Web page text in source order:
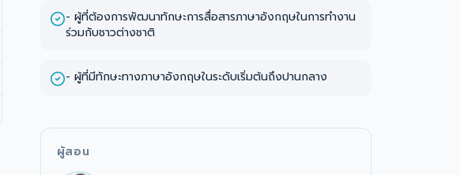
- ผู้ที่ต้องการพัฒนาทักษะการสื่อสารภาษาอังกฤษในการทำงาน
ร่วมกับชาวต่างชาติ
- ผู้ที่มีทักษะทางภาษาอังกฤษในระดับเริ่มต้นถึงปานกลาง
ผู้สอน